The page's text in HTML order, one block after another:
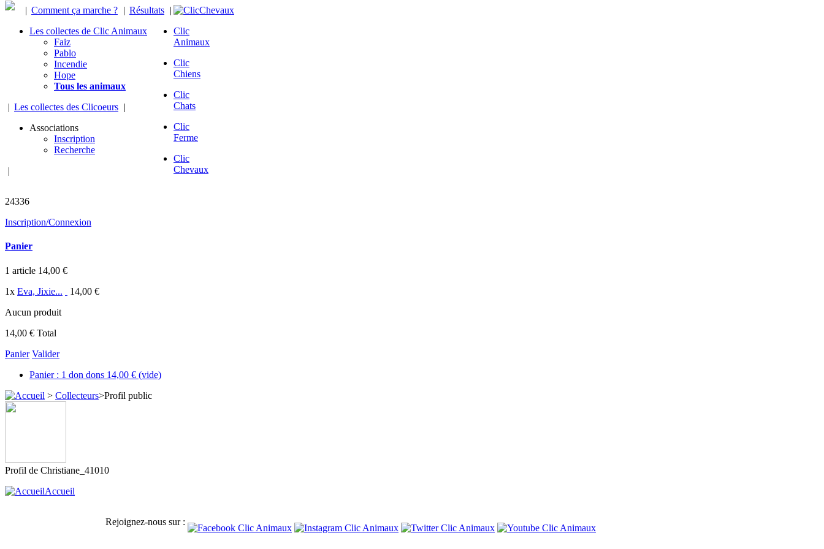
| Comment ça marche ? | Résultats |
Les collectes de Clic Animaux
Faiz
Pablo
Incendie
Hope
Tous les animaux
| Les collectes des Clicoeurs |
Associations
Inscription
Recherche
|
Clic
Animaux
Clic
Chiens
Clic
Chats
Clic
Ferme
Clic
Chevaux
24336
Inscription/Connexion
Panier
1 article 14,00 €
1x Eva, Jixie...
14,00 €
Aucun produit
14,00 € Total
Panier Valider
Panier : 1 don dons 14,00 € (vide)
> Collecteurs>Profil public
Profil de Christiane_41010
Accueil
Rejoignez-nous sur :